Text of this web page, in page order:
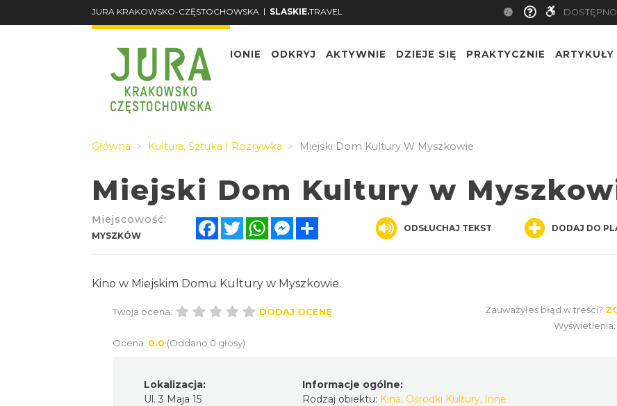
JURA KRAKOWSKO-CZĘSTOCHOWSKA | SLASKIE.TRAVEL
O REGIONIE ODKRYJ AKTYWNIE DZIEJE SIĘ PRAKTYCZNIE ARTYKUŁY
Główna Kultura, Sztuka I Rozrywka Miejski Dom Kultury W Myszkowie
Miejski Dom Kultury w
Miejscowość:
MYSZKÓW
FacebookTwitterWhatsAppMessenger ODSŁUCHAJ TEKST DODAJ DO
Kino w Miejskim Domu Kultury w Myszkowie.
Twoja ocena: DODAJ OCENĘ
Ocena: 0.0 (Oddano 0 głosy)
Zauważyłeś błąd w treści?
Wyświetlenia:
Lokalizacja:
Ul. 3 Maja 15
Informacje ogólne:
Rodzaj obiektu: Kina, Ośrodki Kultury, Inne